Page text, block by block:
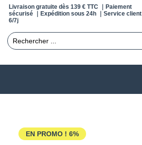
Livraison gratuite dès 139 € TTC ｜Paiement
sécurisé ｜Expédition sous 24h ｜Service client
6/7j
EN PROMO ! 6%